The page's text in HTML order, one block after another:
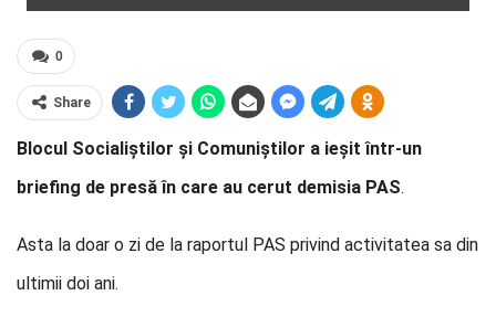
0
Share
Blocul Socialiștilor și Comuniștilor a ieșit într-un
briefing de presă în care au cerut demisia PAS.
Asta la doar o zi de la raportul PAS privind activitatea sa din
ultimii doi ani.